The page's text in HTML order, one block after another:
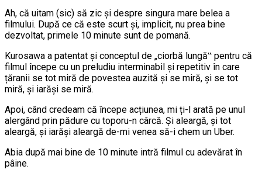
Ah, că uitam (sic) să zic și despre singura mare belea a
filmului. După ce că este scurt și, implicit, nu prea bine
dezvoltat, primele 10 minute sunt de pomană.
Kurosawa a patentat și conceptul de „ciorbă lungă‟ pentru că
filmul începe cu un preludiu interminabil și repetitiv în care
țăranii se tot miră de povestea auzită și se miră, și se tot
miră, și iarăși se miră.
Apoi, când credeam că începe acțiunea, mi ți-l arată pe unul
alergând prin pădure cu toporu-n cârcă. Și aleargă, și tot
aleargă, și iarăși aleargă de-mi venea să-i chem un Uber.
Abia după mai bine de 10 minute intră filmul cu adevărat în
pâine.